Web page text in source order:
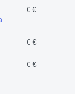
0 €
0 €
0 €